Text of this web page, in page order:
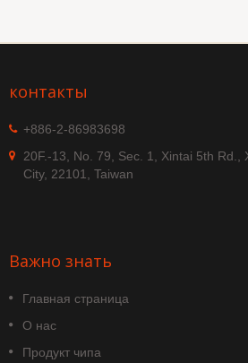
контакты
+886-2-86983698
20F.-13, No. 79, Sec. 1, Xintai 5th Rd.,
City, 22101, Taiwan
Важно знать
Главная страница
О нас
Продукт чипа